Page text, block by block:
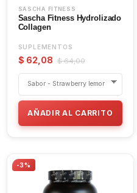
SASCHA FITNESS
Sascha Fitness Hydrolizado
Collagen
SUPLEMENTOS
$ 62,08 $ 64,00
AÑADIR AL CARRITO
-3%